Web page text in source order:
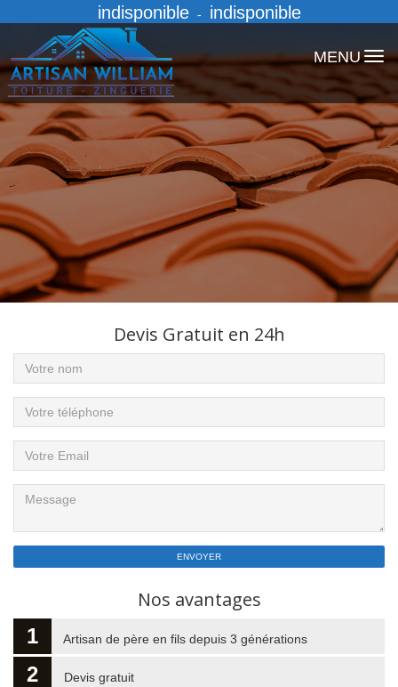
indisponible - indisponible
MENU
Devis Gratuit en 24h
Nos avantages
1
Artisan de père en fils depuis 3 générations
2 Devis gratuit